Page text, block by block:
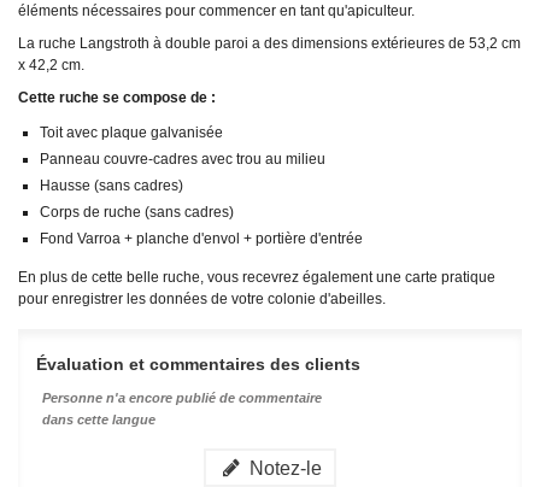
éléments nécessaires pour commencer en tant qu'apiculteur.
La ruche Langstroth à double paroi a des dimensions extérieures de 53,2 cm
x 42,2 cm.
Cette ruche se compose de :
Toit avec plaque galvanisée
Panneau couvre-cadres avec trou au milieu
Hausse (sans cadres)
Corps de ruche (sans cadres)
Fond Varroa + planche d'envol + portière d'entrée
En plus de cette belle ruche, vous recevrez également une carte pratique
pour enregistrer les données de votre colonie d'abeilles.
Évaluation et commentaires des clients
Personne n'a encore publié de commentaire
dans cette langue
Notez-le